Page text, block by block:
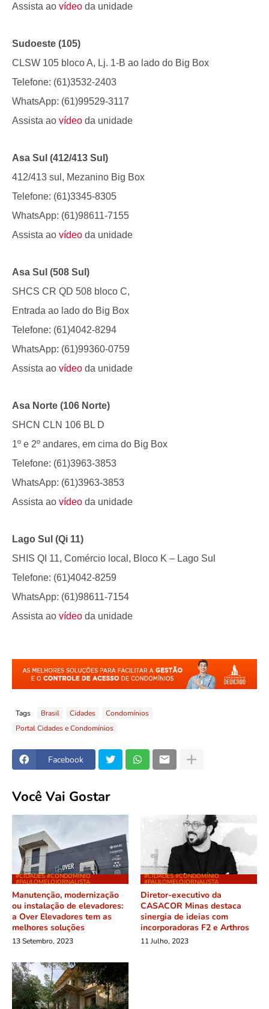
Assista ao vídeo da unidade
Sudoeste (105)
CLSW 105 bloco A, Lj. 1-B ao lado do Big Box
Telefone: (61)3532-2403
WhatsApp: (61)99529-3117
Assista ao vídeo da unidade
Asa Sul (412/413 Sul)
412/413 sul, Mezanino Big Box
Telefone: (61)3345-8305
WhatsApp: (61)98611-7155
Assista ao vídeo da unidade
Asa Sul (508 Sul)
SHCS CR QD 508 bloco C,
Entrada ao lado do Big Box
Telefone: (61)4042-8294
WhatsApp: (61)99360-0759
Assista ao vídeo da unidade
Asa Norte (106 Norte)
SHCN CLN 106 BL D
1º e 2º andares, em cima do Big Box
Telefone: (61)3963-3853
WhatsApp: (61)3963-3853
Assista ao vídeo da unidade
Lago Sul (Qi 11)
SHIS QI 11, Comércio local, Bloco K – Lago Sul
Telefone: (61)4042-8259
WhatsApp: (61)98611-7154
Assista ao vídeo da unidade
Tags Brasil Cidades
Condomínios
Portal Cidades e Condomínios
Facebook
Você Vai Gostar
#CIDADES #CONDOMÍNIO
#PAULOMELOJORNALISTA
Manutenção, modernização
ou instalação de elevadores:
a Over Elevadores tem as
melhores soluções
13 Setembro, 2023
#CIDADES #CONDOMÍNIO
#PAULOMELOJORNALISTA
Diretor-executivo da
CASACOR Minas destaca
sinergia de ideias com
incorporadoras F2 e Arthros
11 Julho, 2023